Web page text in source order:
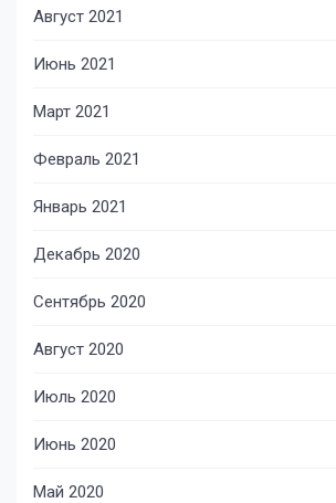
Август 2021
Июнь 2021
Март 2021
Февраль 2021
Январь 2021
Декабрь 2020
Сентябрь 2020
Август 2020
Июль 2020
Июнь 2020
Май 2020